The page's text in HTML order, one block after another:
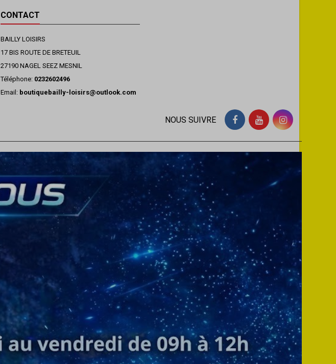
CONTACT
BAILLY LOISIRS
17 BIS ROUTE DE BRETEUIL
27190 NAGEL SEEZ MESNIL
Téléphone: 0232602496
Email: boutiquebailly-loisirs@outlook.com
NOUS SUIVRE